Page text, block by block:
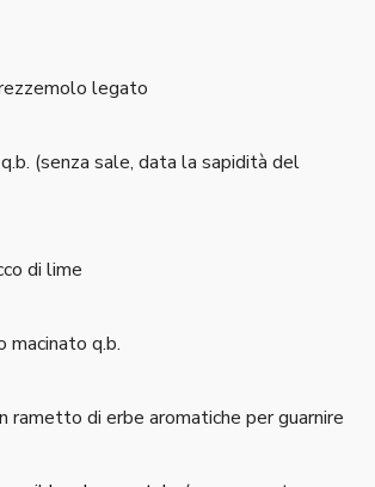
legato
(senza sale, data la sapidità del
di lime
macinato q.b.
rametto di erbe aromatiche per guarnire